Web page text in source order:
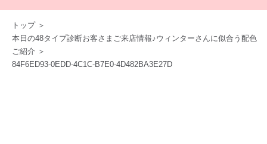
トップ＞
本日の48タイプ診断お客さまご来店情報♪ウィンターさんに似合う配色
ご紹介 ＞
84F6ED93-0EDD-4C1C-B7E0-4D482BA3E27D